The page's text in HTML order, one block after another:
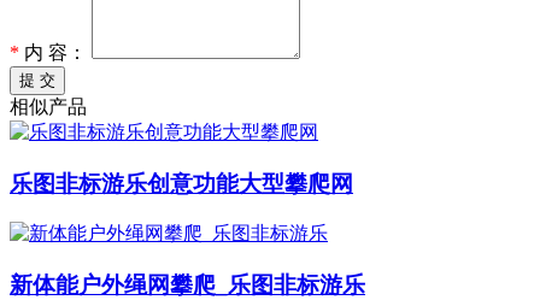
* 内 容：
提 交
相似产品
乐图非标游乐创意功能大型攀爬网
新体能户外绳网攀爬_乐图非标游乐